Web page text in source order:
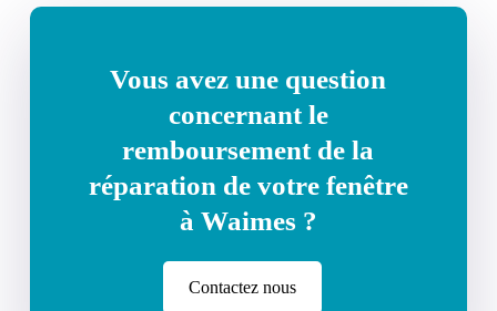
Vous avez une question
concernant le
remboursement de la
réparation de votre fenêtre
à Waimes ?
Contactez nous